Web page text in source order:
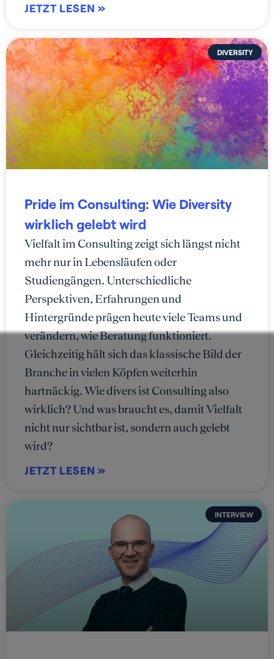
JETZT LESEN »
DIVERSITY
Pride im Consulting: Wie Diversity
wirklich gelebt wird
Vielfalt im Consulting zeigt sich längst nicht
mehr nur in Lebensläufen oder
Studiengängen. Unterschiedliche
Perspektiven, Erfahrungen und
Hintergründe prägen heute viele Teams und
verändern, wie Beratung funktioniert.
Gleichzeitig hält sich das klassische Bild der
Branche in vielen Köpfen weiterhin
hartnäckig. Wie divers ist Consulting also
wirklich? Und was braucht es, damit Vielfalt
nicht nur sichtbar ist, sondern auch gelebt
wird?
JETZT LESEN »
INTERVIEW